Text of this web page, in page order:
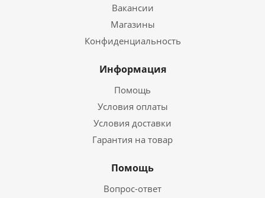
Вакансии
Магазины
Конфиденциальность
Информация
Помощь
Условия оплаты
Условия доставки
Гарантия на товар
Помощь
Вопрос-ответ